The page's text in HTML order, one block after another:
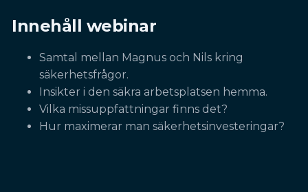
Innehåll webinar
Samtal mellan Magnus och Nils kring
säkerhetsfrågor.
Insikter i den säkra arbetsplatsen hemma.
Vilka missuppfattningar finns det?
Hur maximerar man säkerhetsinvesteringar?